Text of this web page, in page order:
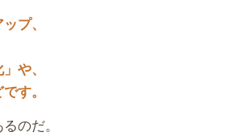
プ、
や、
す。
のだ。